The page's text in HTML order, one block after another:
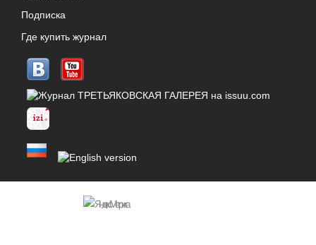
Подписка
Где купить журнал